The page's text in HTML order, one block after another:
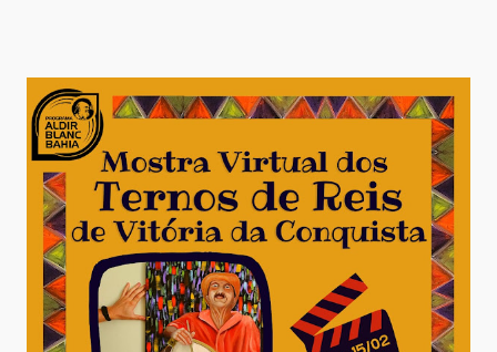
camarotes de casa dos foliões. E você, já garantiu seu
abadá? Na sexta (12), tem a rainha do axé Daniela Mercury
Sábado, João Pípolo com a Banda Papa Léguas; No sábado
(13), as musas Ivete Sangalo e Claudia Leitte e O Encontro
com Leo Santana, Xanddy Harmonia e Tonny Sales; No
Domingo (14), o carnaval raiz de Bell Marques fechando
com chave de ouro. Arrasta o sofá e se jogue na folia do
carnaval 2021!